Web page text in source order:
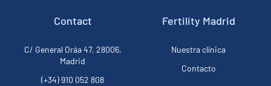
Contact
C/ General Oráa 47, 28006,
Madrid
(+34) 910 052 808
Fertility Madrid
Nuestra clínica
Contacto